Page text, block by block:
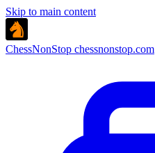
Skip to main content
ChessNonStop chessnonstop.com